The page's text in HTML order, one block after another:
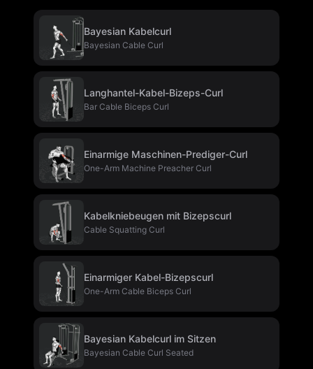
Bayesian Kabelcurl
Bayesian Cable Curl
Langhantel-Kabel-Bizeps-Curl
Bar Cable Biceps Curl
Einarmige Maschinen-Prediger-Curl
One-Arm Machine Preacher Curl
Kabelkniebeugen mit Bizepscurl
Cable Squatting Curl
Einarmiger Kabel-Bizepscurl
One-Arm Cable Biceps Curl
Bayesian Kabelcurl im Sitzen
Bayesian Cable Curl Seated